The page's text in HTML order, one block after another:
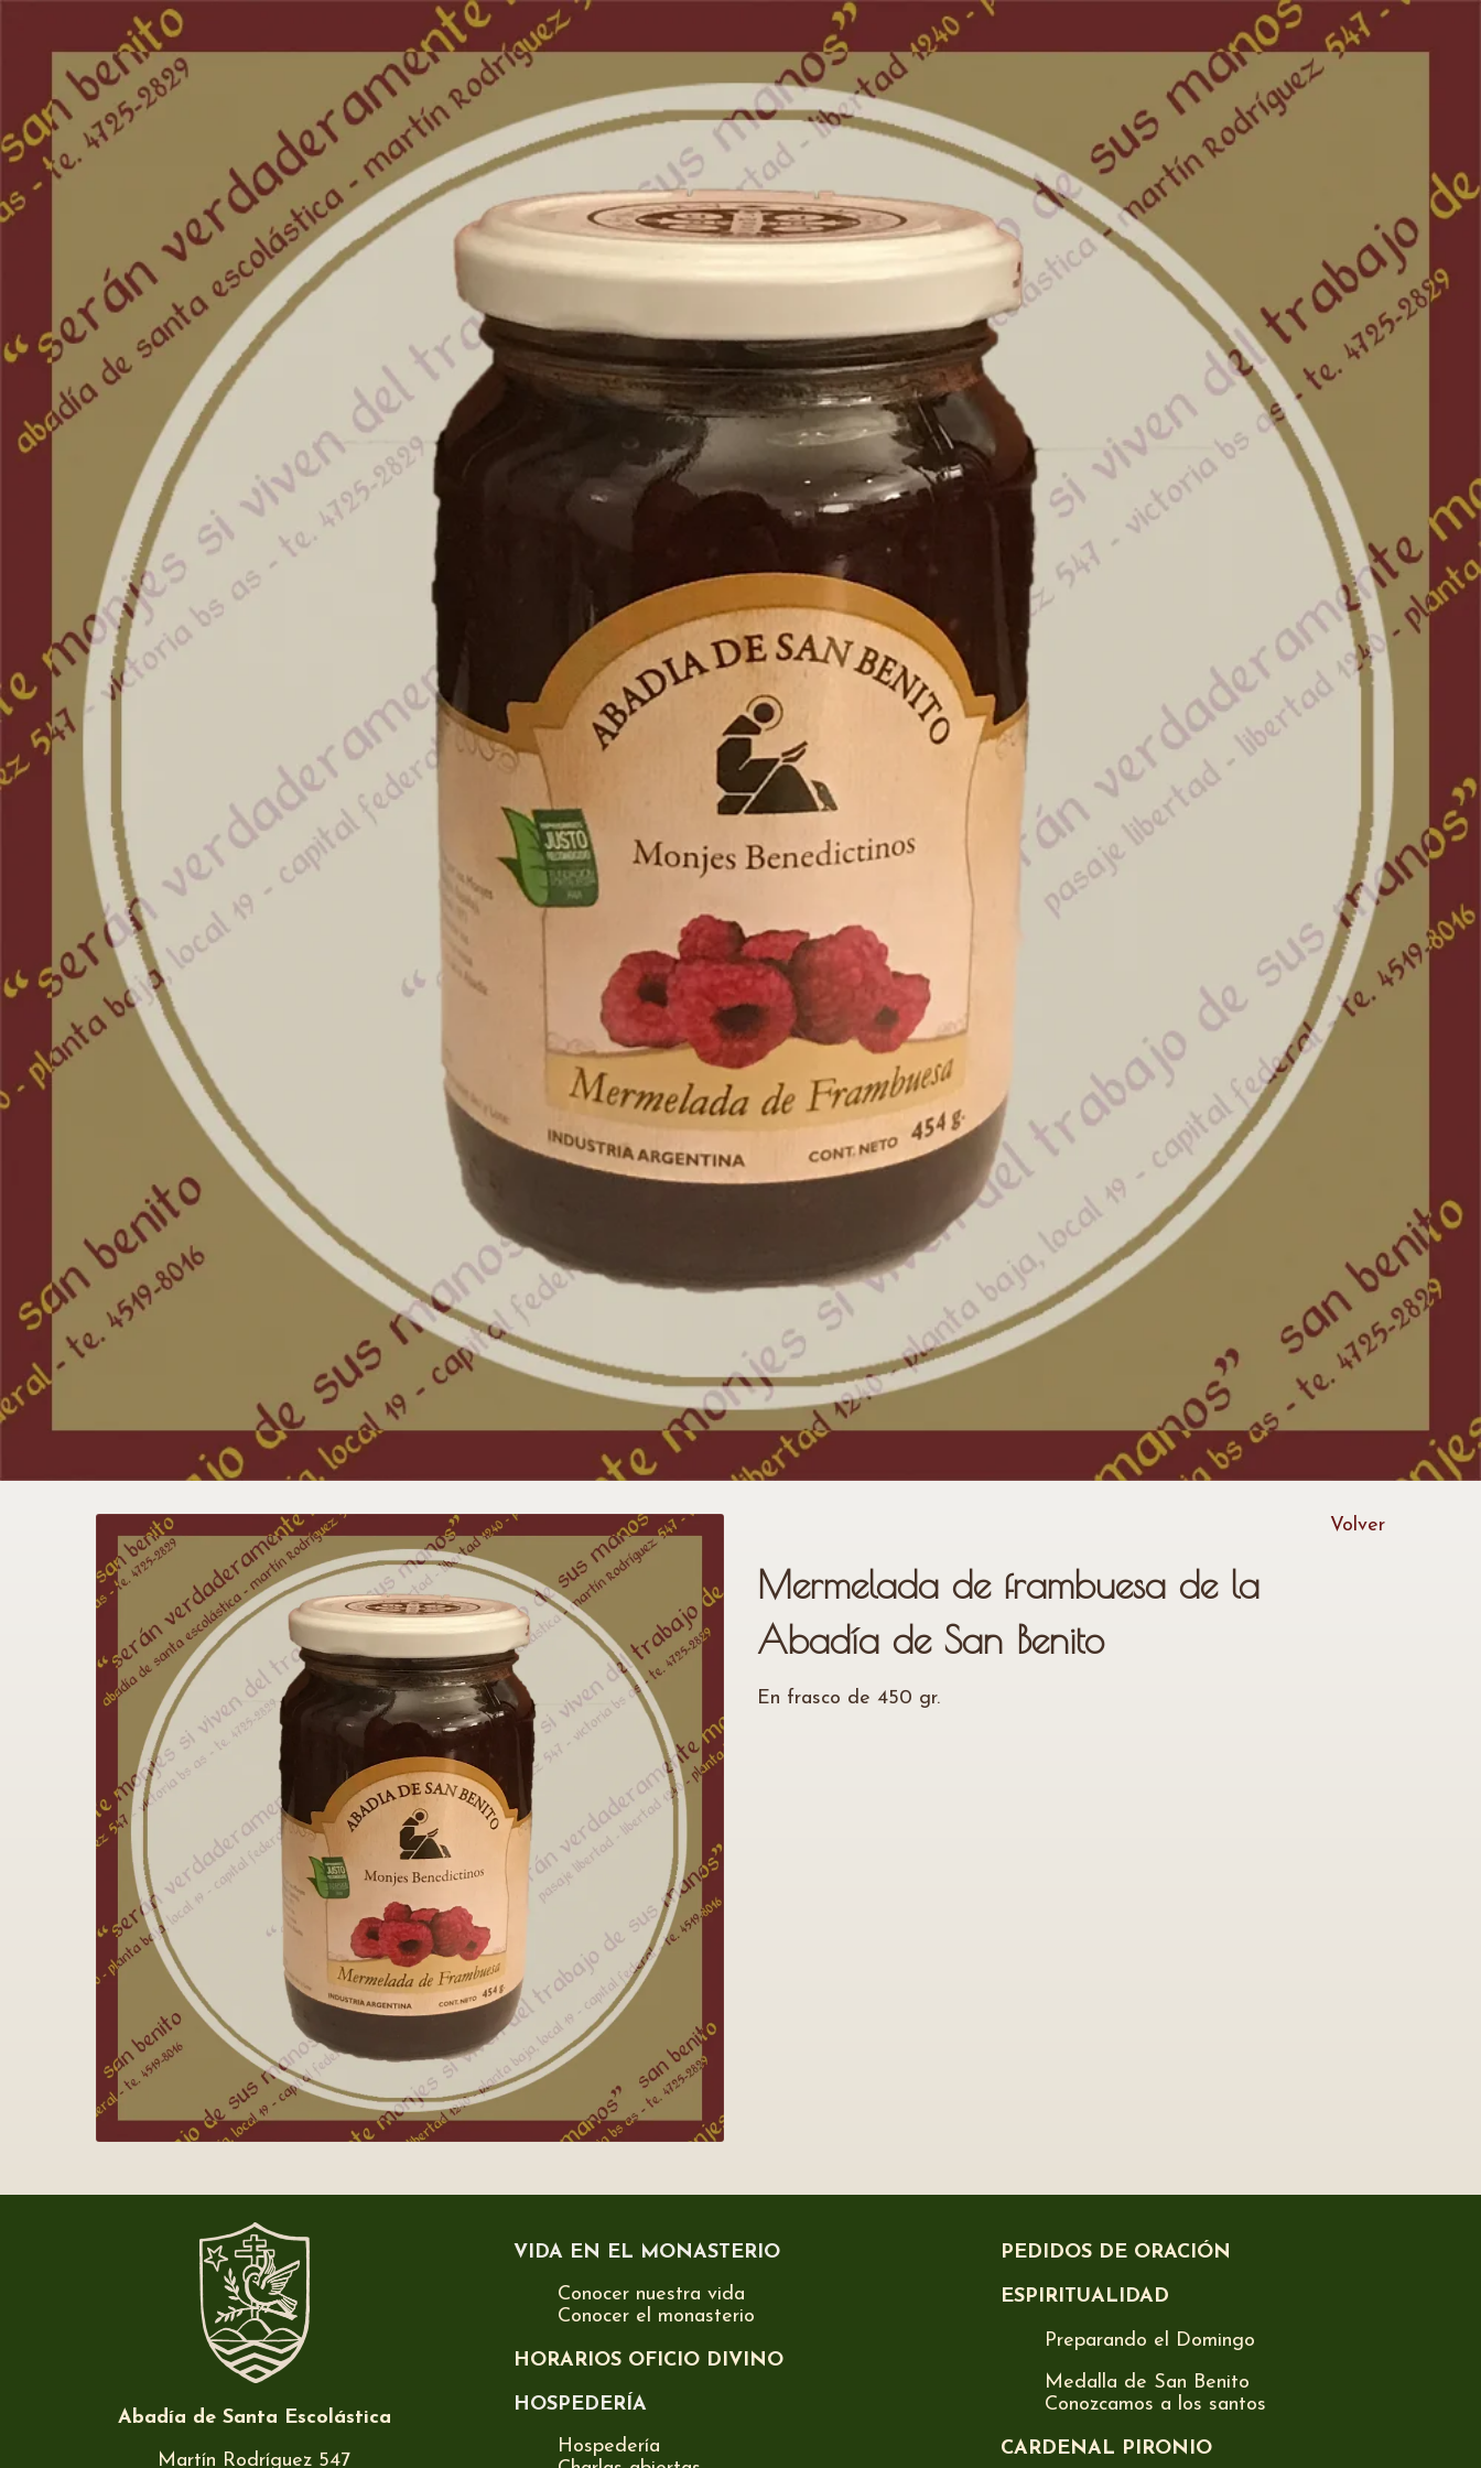
Volver
Mermelada de frambuesa de la
Abadía de San Benito
En frasco de 450 gr.
Abadía de Santa Escolástica
Martín Rodríguez 547
VIDA EN EL MONASTERIO
Conocer nuestra vida
Conocer el monasterio
HORARIOS OFICIO DIVINO
HOSPEDERÍA
Hospedería
PEDIDOS DE ORACIÓN
ESPIRITUALIDAD
Preparando el Domingo
Medalla de San Benito
Conozcamos a los santos
CARDENAL PIRONIO